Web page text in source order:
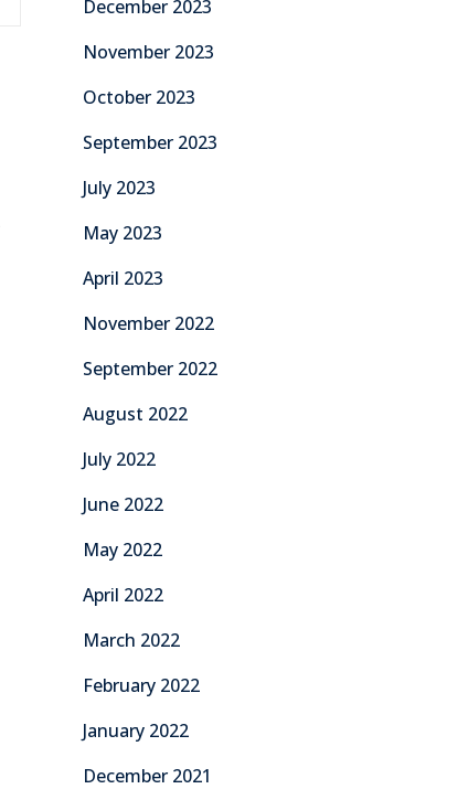
December 2023
November 2023
October 2023
September 2023
July 2023
May 2023
April 2023
November 2022
September 2022
August 2022
July 2022
June 2022
May 2022
April 2022
March 2022
February 2022
January 2022
December 2021